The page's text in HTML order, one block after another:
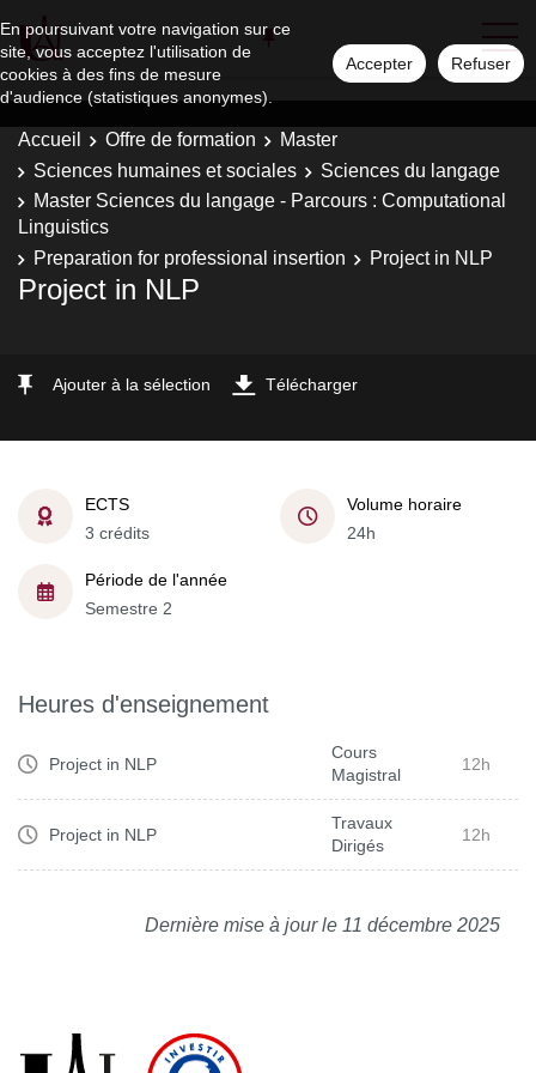
En poursuivant votre navigation sur ce
site, vous acceptez l'utilisation de
cookies à des fins de mesure
d'audience (statistiques anonymes).
Accepter Refuser
Accueil Offre de formation
Master
Sciences humaines et sociales
Sciences du langage
Master Sciences du langage - Parcours : Computational
Linguistics
Preparation for professional insertion
Project in NLP
Project in NLP
Ajouter à la sélection Télécharger
ECTS
3 crédits
Volume horaire
24h
Période de l'année
Semestre 2
Heures d'enseignement
Project in NLP
Cours
Magistral
12h
Project in NLP
Travaux
Dirigés
12h
Dernière mise à jour le 11 décembre 2025